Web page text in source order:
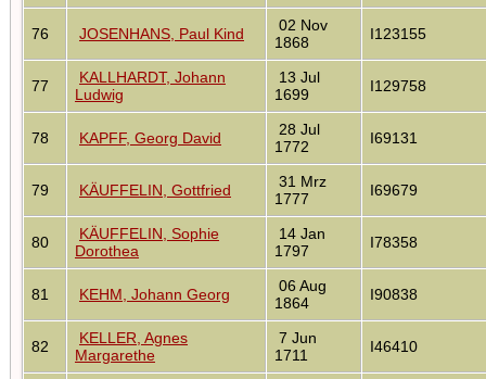
76 JOSENHANS, Paul Kind
02 Nov
1868
I123155
77
KALLHARDT, Johann
Ludwig
13 Jul
1699
I129758
78 KAPFF, Georg David
28 Jul
1772
I69131
79 KÄUFFELIN, Gottfried
31 Mrz
1777
I69679
80
KÄUFFELIN, Sophie
Dorothea
14 Jan
1797
I78358
81 KEHM, Johann Georg
06 Aug
1864
I90838
82
KELLER, Agnes
Margarethe
7 Jun
1711
I46410